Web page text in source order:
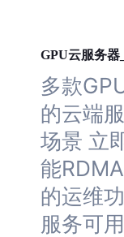
GPU云服务器
多款
的云端
场景 立
能
的运维
服务可